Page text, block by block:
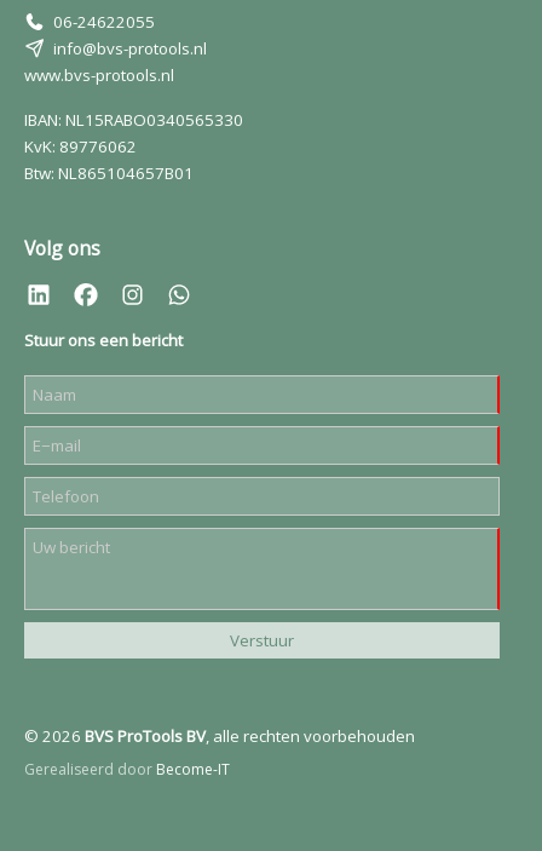
06-24622055
info@bvs-protools.nl
www.bvs-protools.nl
IBAN: NL15RABO0340565330
KvK: 89776062
Btw: NL865104657B01
Volg ons
Stuur ons een bericht
© 2026 BVS ProTools BV, alle rechten voorbehouden
Gerealiseerd door Become-IT